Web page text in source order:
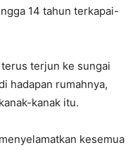
14 tahun terkapai-
terjun ke sungai
hadapan rumahnya,
kanak itu.
kesemua